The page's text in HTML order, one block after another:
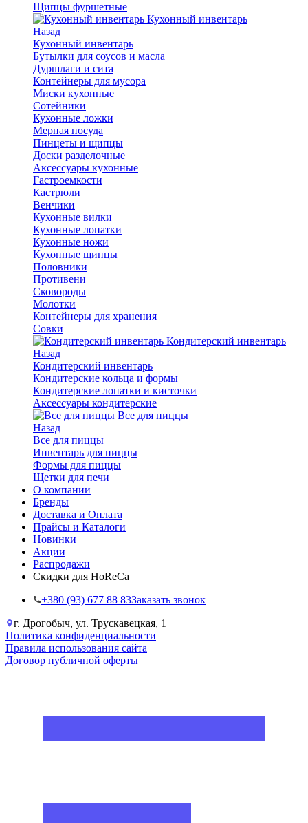
Щипцы фуршетные
Кухонный инвентарь
Назад
Кухонный инвентарь
Бутылки для соусов и масла
Дуршлаги и сита
Контейнеры для мусора
Миски кухонные
Сотейники
Кухонные ложки
Мерная посуда
Пинцеты и щипцы
Доски разделочные
Аксессуары кухонные
Гастроемкости
Кастрюли
Венчики
Кухонные вилки
Кухонные лопатки
Кухонные ножи
Кухонные щипцы
Половники
Противени
Сковороды
Молотки
Контейнеры для хранения
Совки
Кондитерский инвентарь
Назад
Кондитерский инвентарь
Кондитерские кольца и формы
Кондитерские лопатки и кисточки
Аксессуары кондитерские
Все для пиццы
Назад
Все для пиццы
Инвентарь для пиццы
Формы для пиццы
Щетки для печи
О компании
Бренды
Доставка и Оплата
Прайсы и Каталоги
Новинки
Акции
Распродажи
Скидки для HoReCa
+38‎0 (93) 677 88 83Заказать звонок
г. Дрогобыч, ул. Трускавецкая, 1
Политика конфиденциальности
Правила использования сайта
Договор публичной оферты